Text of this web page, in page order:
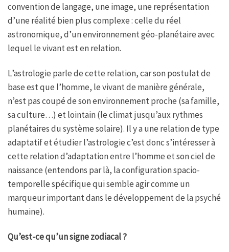
convention de langage, une image, une représentation
d’une réalité bien plus complexe : celle du réel
astronomique, d’un environnement géo-planétaire avec
lequel le vivant est en relation.
L’astrologie parle de cette relation, car son postulat de
base est que l’homme, le vivant de manière générale,
n’est pas coupé de son environnement proche (sa famille,
sa culture…) et lointain (le climat jusqu’aux rythmes
planétaires du système solaire). Il y a une relation de type
adaptatif et étudier l’astrologie c’est donc s’intéresser à
cette relation d’adaptation entre l’homme et son ciel de
naissance (entendons par là, la configuration spacio-
temporelle spécifique qui semble agir comme un
marqueur important dans le développement de la psyché
humaine).
Qu’est-ce qu’un signe zodiacal ?